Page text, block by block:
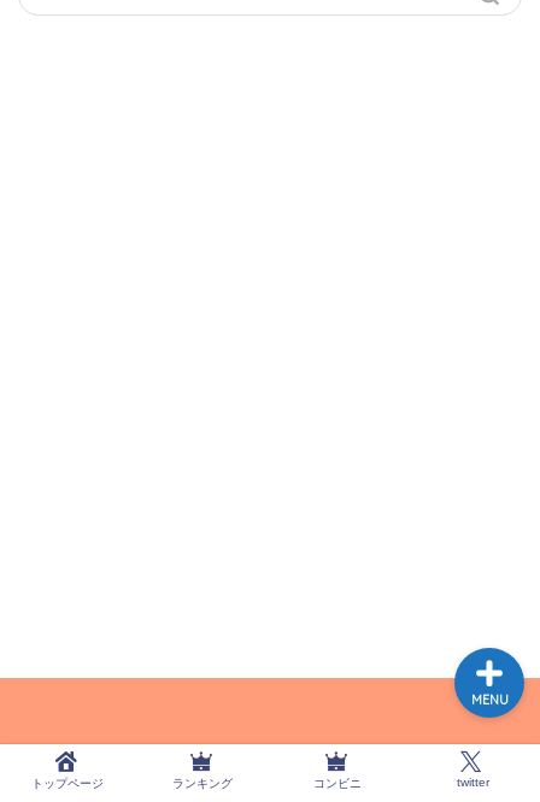
リンクなしでの当サイトの文章や写真の転用は禁止です。
引用なしでの盗用は独自の試算で算出した金額を請求させ
トップページ ランキング コンビニ twitter
MENU